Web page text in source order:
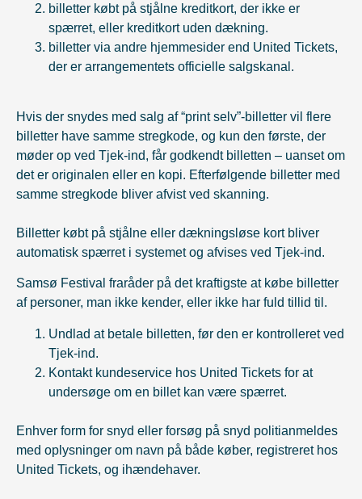
billetter købt på stjålne kreditkort, der ikke er
spærret, eller kreditkort uden dækning.
billetter via andre hjemmesider end United Tickets,
der er arrangementets officielle salgskanal.
Hvis der snydes med salg af “print selv”-billetter vil flere
billetter have samme stregkode, og kun den første, der
møder op ved Tjek-ind, får godkendt billetten – uanset om
det er originalen eller en kopi. Efterfølgende billetter med
samme stregkode bliver afvist ved skanning.
Billetter købt på stjålne eller dækningsløse kort bliver
automatisk spærret i systemet og afvises ved Tjek-ind.
Samsø Festival fraråder på det kraftigste at købe billetter
af personer, man ikke kender, eller ikke har fuld tillid til.
Undlad at betale billetten, før den er kontrolleret ved
Tjek-ind.
Kontakt kundeservice hos United Tickets for at
undersøge om en billet kan være spærret.
Enhver form for snyd eller forsøg på snyd politianmeldes
med oplysninger om navn på både køber, registreret hos
United Tickets, og ihændehaver.